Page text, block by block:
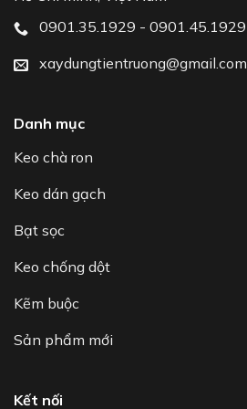
0901.35.1929 - 0901.45.1929
xaydungtientruong@gmail.com
Danh mục
Keo chà ron
Keo dán gạch
Bạt sọc
Keo chống dột
Kẽm buộc
Sản phẩm mới
Kết nối